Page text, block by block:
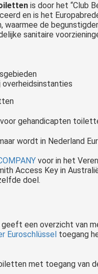
is door het “Club
en is het
de
sanitaire
gehandicapten
wordt in Nederland
voor in het
Access Key in
doel.
een overzicht van
Euroschlüssel toegang